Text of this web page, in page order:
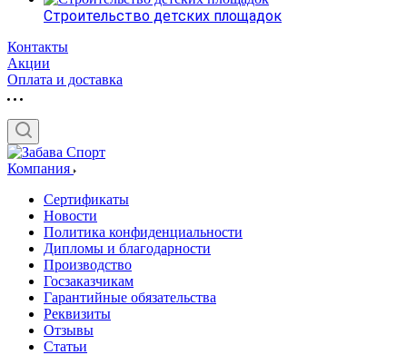
Строительство детских площадок
Контакты
Акции
Оплата и доставка
Компания
Сертификаты
Новости
Политика конфиденциальности
Дипломы и благодарности
Производство
Госзаказчикам
Гарантийные обязательства
Реквизиты
Отзывы
Статьи